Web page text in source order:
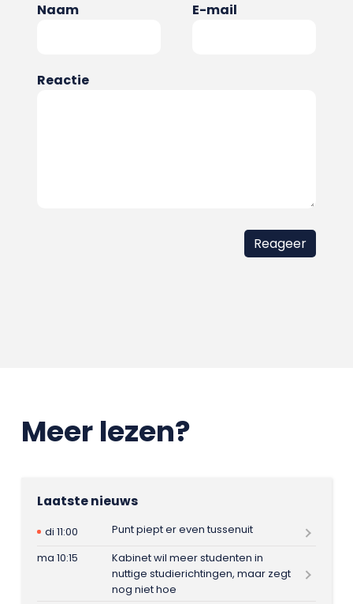
Naam E-mail
Reactie
Meer lezen?
Laatste nieuws
di 11:00
Punt piept er even tussenuit
ma 10:15
Kabinet wil meer studenten in
nuttige studierichtingen, maar zegt
nog niet hoe